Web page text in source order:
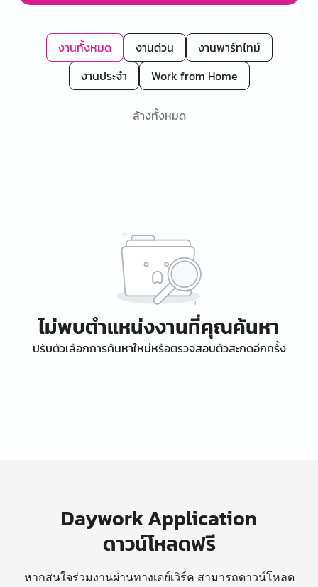
งานทั้งหมด งานด่วน
งานพาร์ทไทม์
งานประจำ
Work from Home
ล้างทั้งหมด
ไม่พบตำแหน่งงานที่คุณค้นหา
ปรับตัวเลือกการค้นหาใหม่หรือตรวจสอบตัวสะกดอีกครั้ง
Daywork Application
ดาวน์โหลดฟรี
หากสนใจร่วมงานผ่านทางเดย์เวิร์ค สามารถดาวน์โหลด